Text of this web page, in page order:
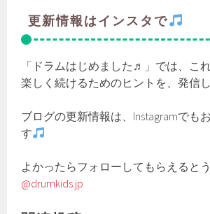
更新情報はインスタで
「ドラムはじめました♬」では、こ
楽しく続けるためのヒントを、発信
ブログの更新情報は、Instagramでも
す
よかったらフォローしてもらえると
@drumkids.jp